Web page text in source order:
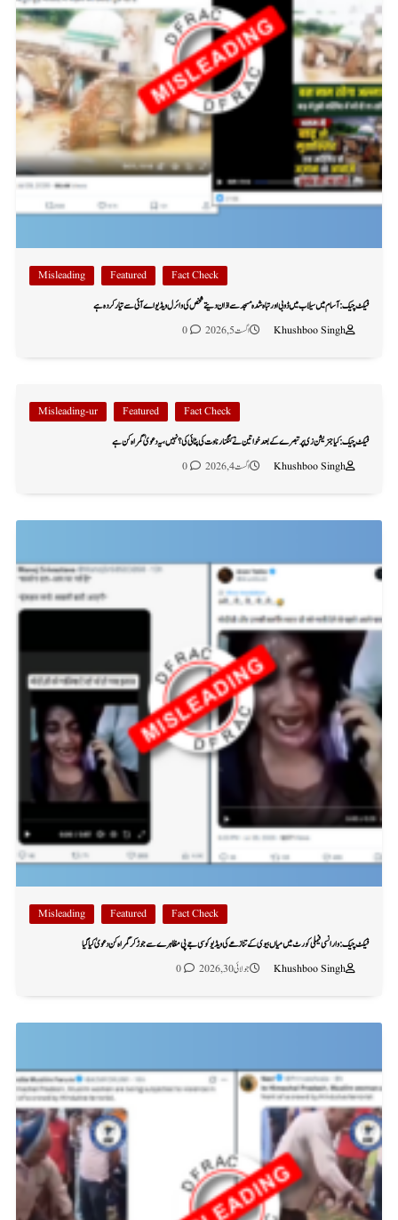
Fact Check
Featured
Misleading
فیکٹ چیک: آسام میں سیلاب میں ڈوبی اور تباہ شدہ مسجد سے اذان دیتے شخص کی وائرل ویڈیو اے آئی سے تیار کردہ ہے
Khushboo Singh
اگست 5, 2026 0
Fact Check
Featured
Misleading-ur
فیکٹ چیک: کیا جنریشن زی پر تبصرے کے بعد خواتین نے کنگنا رناوت کی پٹائی کی؟ نہیں، یہ دعویٰ گمراہ کن ہے
Khushboo Singh
اگست 4, 2026 0
Fact Check
Featured
Misleading
فیکٹ چیک: وارانسی فیملی کورٹ میں میاں بیوی کے تنازعے کی ویڈیو کو سی جے پی مظاہرے سے جوڑ کر گمراہ کن دعویٰ کیا گیا
Khushboo Singh
جولائی 30, 2026 0